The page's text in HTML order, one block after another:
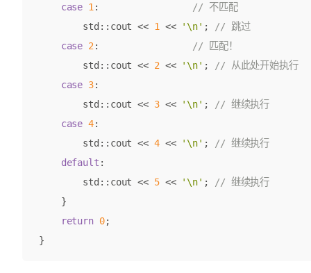
case 1 :
// 不匹配
std :: cout << 1 << '\n' ;
// 跳过
case 2 :
std :: cout << 2 << '\n' ;
// 从此处开始执行
case 3:
std :: cout << 3 << '\n' ;
case 4:
std :: cout << 4 << '\n' ;
default :
std :: cout << 5 << '\n' ;
}
return 0;
}